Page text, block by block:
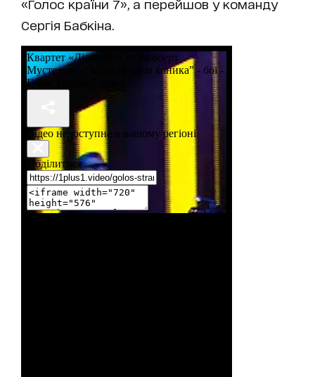
«Голос країни 7», а перейшов у команду
Сергія Бабкіна.